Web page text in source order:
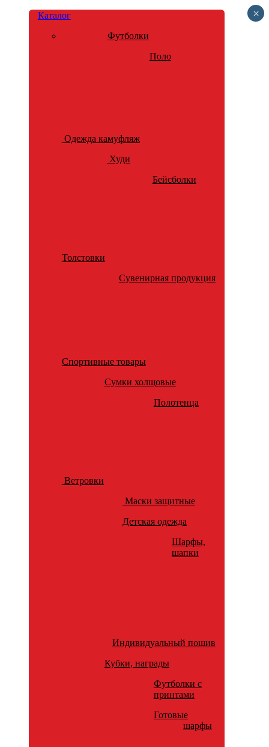
Каталог
Футболки
Поло
Одежда камуфляж
Худи
Бейсболки
Толстовки
Сувенирная продукция
Спортивные товары
Сумки холщовые
Полотенца
Ветровки
Маски защитные
Детская одежда
Шарфы,
шапки
Индивидуальный пошив
Кубки, награды
Футболки с
принтами
Готовые
шарфы
×